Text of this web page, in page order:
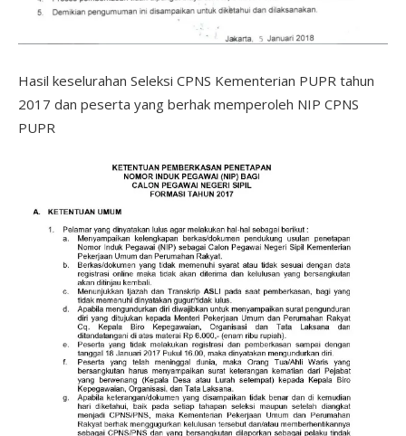
Hasil keselurahan Seleksi CPNS Kementerian PUPR tahun
2017 dan peserta yang berhak memperoleh NIP CPNS
PUPR